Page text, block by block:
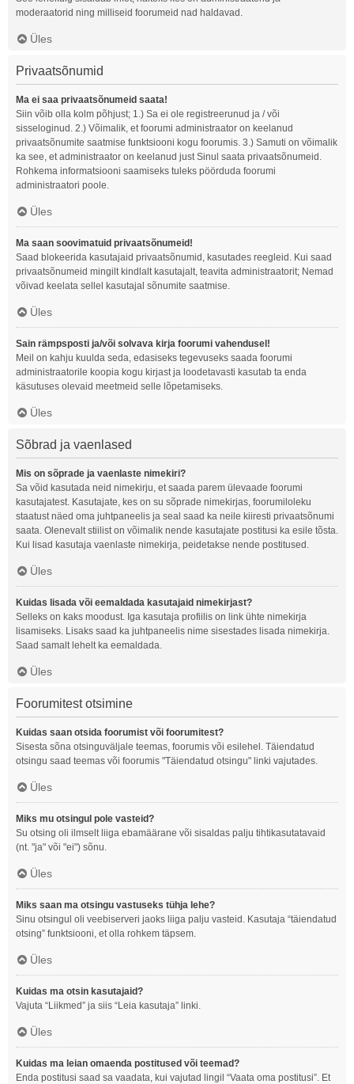
moderaatorid ning milliseid foorumeid nad haldavad.
Üles
Privaatsõnumid
Ma ei saa privaatsõnumeid saata!
Siin võib olla kolm põhjust; 1.) Sa ei ole registreerunud ja / või
sisseloginud. 2.) Võimalik, et foorumi administraator on keelanud
privaatsõnumite saatmise funktsiooni kogu foorumis. 3.) Samuti on võimalik
ka see, et administraator on keelanud just Sinul saata privaatsõnumeid.
Rohkema informatsiooni saamiseks tuleks pöörduda foorumi
administraatori poole.
Üles
Ma saan soovimatuid privaatsõnumeid!
Saad blokeerida kasutajaid privaatsõnumid, kasutades reegleid. Kui saad
privaatsõnumeid mingilt kindlalt kasutajalt, teavita administraatorit; Nemad
võivad keelata sellel kasutajal sõnumite saatmise.
Üles
Sain rämpsposti ja/või solvava kirja foorumi vahendusel!
Meil on kahju kuulda seda, edasiseks tegevuseks saada foorumi
administraatorile koopia kogu kirjast ja loodetavasti kasutab ta enda
käsutuses olevaid meetmeid selle lõpetamiseks.
Üles
Sõbrad ja vaenlased
Mis on sõprade ja vaenlaste nimekiri?
Sa võid kasutada neid nimekirju, et saada parem ülevaade foorumi
kasutajatest. Kasutajate, kes on su sõprade nimekirjas, foorumiloleku
staatust näed oma juhtpaneelis ja seal saad ka neile kiiresti privaatsõnumi
saata. Olenevalt stiilist on võimalik nende kasutajate postitusi ka esile tõsta.
Kui lisad kasutaja vaenlaste nimekirja, peidetakse nende postitused.
Üles
Kuidas lisada või eemaldada kasutajaid nimekirjast?
Selleks on kaks moodust. Iga kasutaja profiilis on link ühte nimekirja
lisamiseks. Lisaks saad ka juhtpaneelis nime sisestades lisada nimekirja.
Saad samalt lehelt ka eemaldada.
Üles
Foorumitest otsimine
Kuidas saan otsida foorumist või foorumitest?
Sisesta sõna otsinguväljale teemas, foorumis või esilehel. Täiendatud
otsingu saad teemas või foorumis "Täiendatud otsingu" linki vajutades.
Üles
Miks mu otsingul pole vasteid?
Su otsing oli ilmselt liiga ebamäärane või sisaldas palju tihtikasutatavaid
(nt. "ja" või "ei") sõnu.
Üles
Miks saan ma otsingu vastuseks tühja lehe?
Sinu otsingul oli veebiserveri jaoks liiga palju vasteid. Kasutaja “täiendatud
otsing” funktsiooni, et olla rohkem täpsem.
Üles
Kuidas ma otsin kasutajaid?
Vajuta “Liikmed” ja siis “Leia kasutaja” linki.
Üles
Kuidas ma leian omaenda postitused või teemad?
Enda postitusi saad sa vaadata, kui vajutad lingil “Vaata oma postitusi”. Et